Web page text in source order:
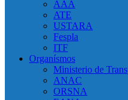
AAA
ATE
USTARA
Fespla
ITF
Organísmos
Ministerio de
ANAC
ORSNA